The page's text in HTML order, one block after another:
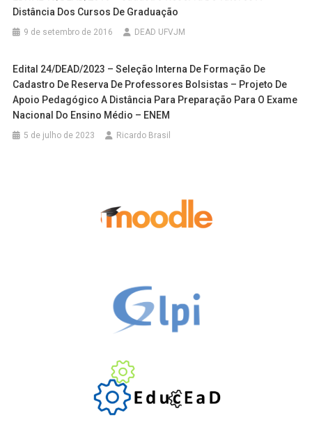
Distância Dos Cursos De Graduação
9 de setembro de 2016 DEAD UFVJM
Edital 24/DEAD/2023 – Seleção Interna De Formação De
Cadastro De Reserva De Professores Bolsistas – Projeto De
Apoio Pedagógico A Distância Para Preparação Para O Exame
Nacional Do Ensino Médio – ENEM
5 de julho de 2023 Ricardo Brasil